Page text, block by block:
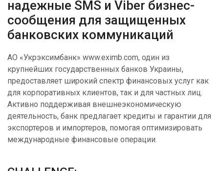
надежные SMS и Viber бизнес-
сообщения для защищенных
банковских коммуникаций
АО «Укрэксимбанк» www.eximb.com, один из
крупнейших государственных банков Украины,
предоставляет широкий спектр финансовых услуг как
для корпоративных клиентов, так и для частных лиц.
Активно поддерживая внешнеэкономическую
деятельность, банк предлагает кредиты и гарантии для
экспортеров и импортеров, помогая оптимизировать
международные финансовые операции.